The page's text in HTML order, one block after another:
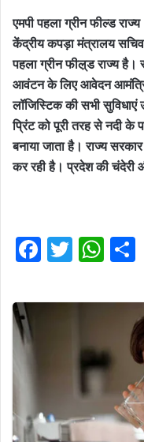
एमपी पहला ग्रीन फील्ड राज्य
केंद्रीय कपड़ा मंत्रालय
पहला ग्रीन फील़्ड राज्य है।
आवंटन के लिए आवेदन
लॉजिस्टिक की सभी
प्रिंट को पूरी तरह से नदी के
बनाया जाता है। राज्य
कर रही है। प्रदेश की चंदेरी
F
c
o
k
T
it
r
W
at
A
p
p